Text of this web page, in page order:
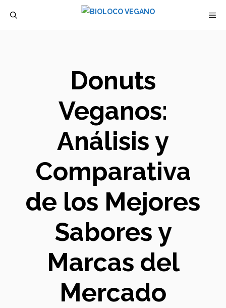
Donuts
Veganos:
Análisis y
Comparativa
de los Mejores
Sabores y
Marcas del
Mercado